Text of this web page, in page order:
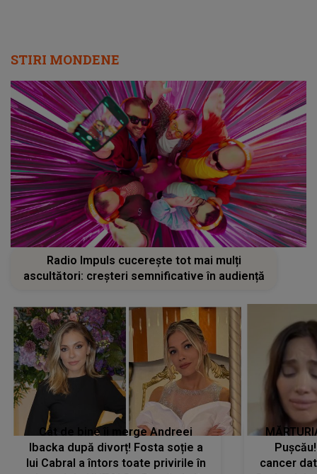
STIRI MONDENE
Radio Impuls cucerește tot mai mulți
ascultători: creșteri semnificative în audiență
Cât de bine îi merge Andreei
Ibacka după divorț! Fosta soție a
lui Cabral a întors toate privirile în
cancer